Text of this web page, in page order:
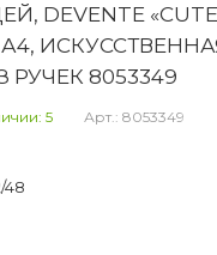
DEVENTE «CUTE
А4,
8053349
5 Арт.: 8053349
48